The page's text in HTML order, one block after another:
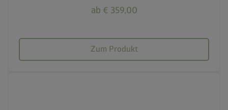
ab € 359,00
Zum Produkt